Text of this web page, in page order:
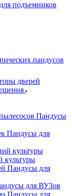
подъемников
пандусов
дверей
Пандусы
Пандусы для
культуры
Пандусы для
для ВУЗов
Пандусы для